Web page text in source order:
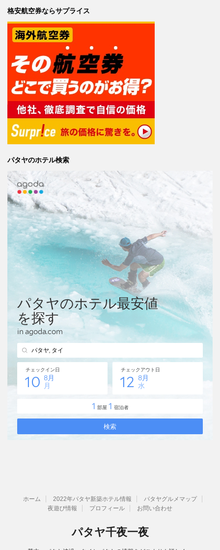
格安航空券ならサプライス
パタヤのホテル検索
ホーム 2022年パタヤ新築ホテル情報
パタヤグルメマップ
夜遊び情報
プロフィール お問い合わせ
パタヤ千夜一夜